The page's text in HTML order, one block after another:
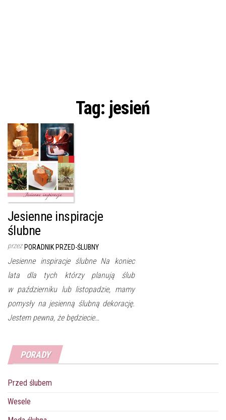
Tag: jesień
Jesienne inspiracje
ślubne
przez PORADNIK PRZED-ŚLUBNY
Jesienne inspiracje ślubne Na koniec
lata dla tych którzy planują ślub
w październiku lub listopadzie, mamy
pomysły na jesienną ślubną dekorację.
Jestem pewna, że będziecie…
PORADY
Przed ślubem
Wesele